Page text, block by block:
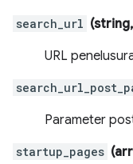
search_url
URL
Parameter
startup_pages